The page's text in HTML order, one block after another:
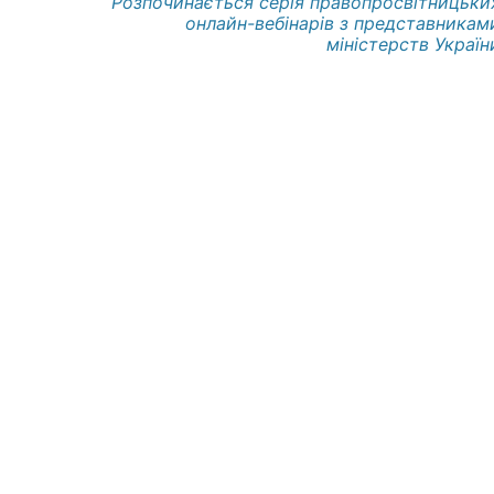
онлайн-вебінарів з
міністерств